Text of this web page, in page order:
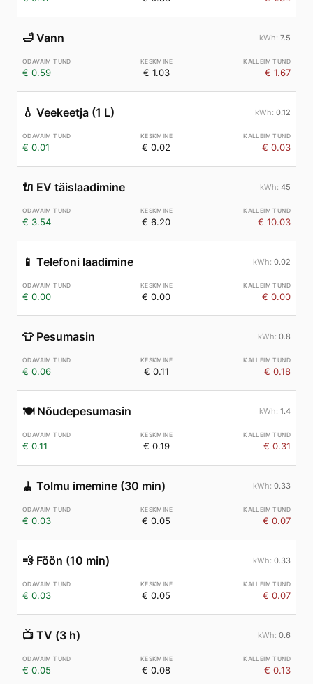
🛁 Vann 7.5
€ 0.59 € 1.03 € 1.67
💧 Veekeetja (1 L) 0.12
€ 0.01 € 0.02 € 0.03
🔌 EV täislaadimine 45
€ 3.54 € 6.20 € 10.03
📱 Telefoni laadimine 0.02
€ 0.00 € 0.00 € 0.00
👕 Pesumasin 0.8
€ 0.06 € 0.11 € 0.18
🍽️ Nõudepesumasin 1.4
€ 0.11 € 0.19 € 0.31
🧹 Tolmu imemine (30 min) 0.33
€ 0.03 € 0.05 € 0.07
💨 Föön (10 min) 0.33
€ 0.03 € 0.05 € 0.07
📺 TV (3 h) 0.6
€ 0.05 € 0.08 € 0.13